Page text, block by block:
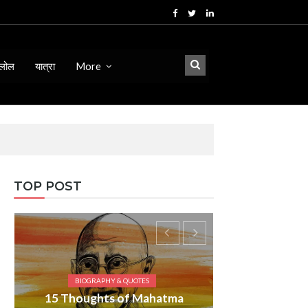
यात्रा More
TOP POST
BIOGRAPHY & QUOTES